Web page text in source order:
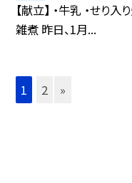
【献立】 ・牛乳 ・せり
雑煮 昨日、1月...
1 2 »